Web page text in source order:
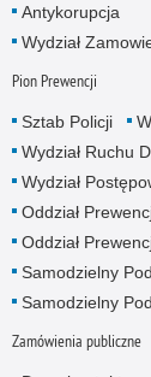
Antykorupcja
Wydział
Pion Prewencji
Sztab Policji
Wydział Ruchu
Wydział
Oddział
Oddział
Samodzielny
Samodzielny
Zamówienia publiczne